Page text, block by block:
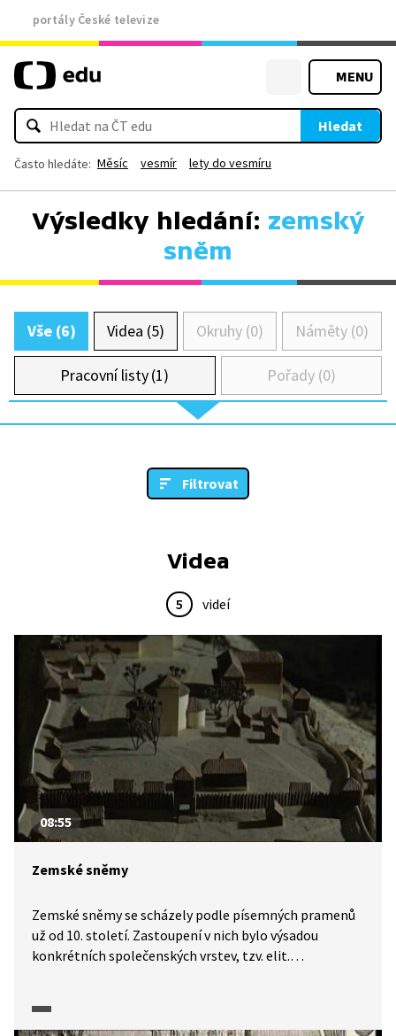
portály České televize
MENU
Hledat
Často hledáte: Měsíc vesmír lety do vesmíru
Výsledky hledání: zemský
sněm
Vše (6) Videa (5) Okruhy (0) Náměty (0)
Pracovní listy (1) Pořady (0)
Filtrovat
Videa
5 videí
08:55
Zemské sněmy
Zemské sněmy se scházely podle písemných pramenů
už od 10. století. Zastoupení v nich bylo výsadou
konkrétních společenských vrstev, tzv. elit.
panovníka na trůn. Zemské sněmy tvořily jakousi